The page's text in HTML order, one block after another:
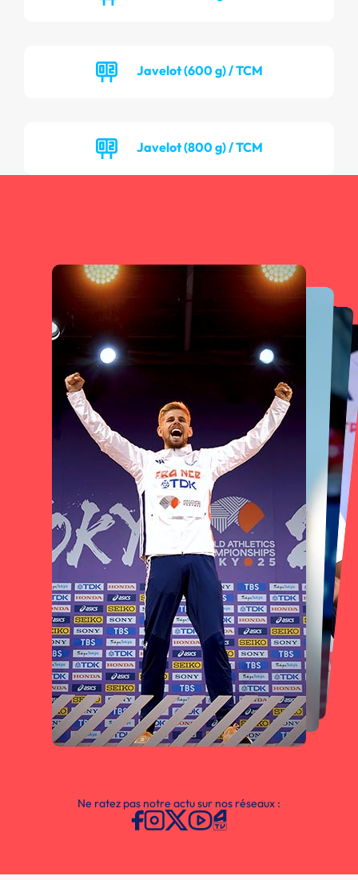
Javelot (600 g) / TCM
Javelot (800 g) / TCM
Ne ratez pas notre actu sur nos réseaux :